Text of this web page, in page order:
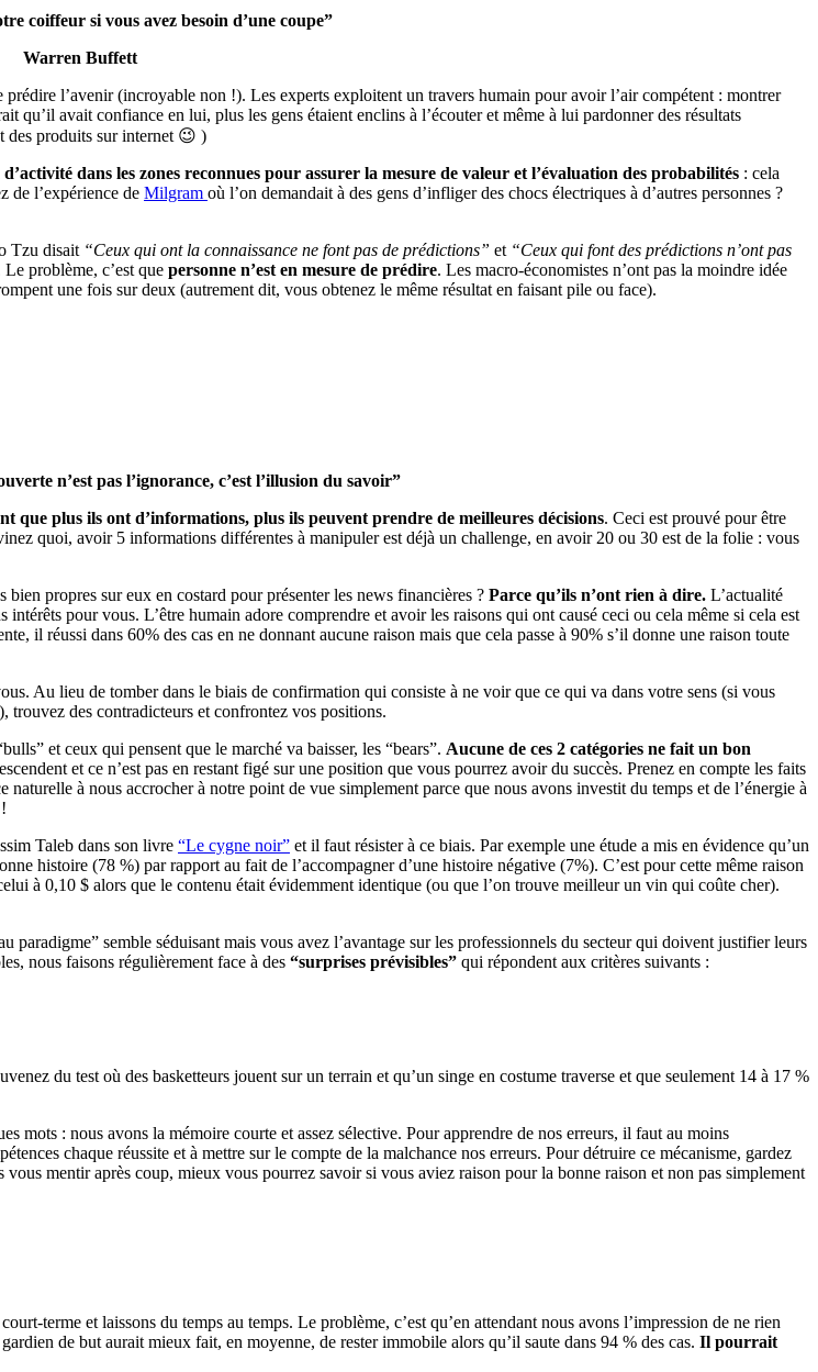
coiffeur si vous avez besoin d’une coupe”
Warren Buffett
prédire l’avenir (incroyable non !). Les experts exploitent un travers humain pour avoir l’air compétent : montrer
qu’il avait confiance en lui, plus les gens étaient enclins à l’écouter et même à lui pardonner des résultats
des produits sur internet 😉 )
dans les zones reconnues pour assurer la mesure de valeur et l’évaluation des probabilités : cela
de l’expérience de Milgram où l’on demandait à des gens d’infliger des chocs électriques à d’autres personnes ?
Tzu disait “Ceux qui ont la connaissance ne font pas de prédictions” et “Ceux qui font des prédictions n’ont pas
problème, c’est que personne n’est en mesure de prédire. Les macro-économistes n’ont pas la moindre idée
une fois sur deux (autrement dit, vous obtenez le même résultat en faisant pile ou face).
n’est pas l’ignorance, c’est l’illusion du savoir”
que plus ils ont d’informations, plus ils peuvent prendre de meilleures décisions. Ceci est prouvé pour être
quoi, avoir 5 informations différentes à manipuler est déjà un challenge, en avoir 20 ou 30 est de la folie : vous
propres sur eux en costard pour présenter les news financières ? Parce qu’ils n’ont rien à dire. L’actualité
pour vous. L’être humain adore comprendre et avoir les raisons qui ont causé ceci ou cela même si cela est
il réussi dans 60% des cas en ne donnant aucune raison mais que cela passe à 90% s’il donne une raison toute
Au lieu de tomber dans le biais de confirmation qui consiste à ne voir que ce qui va dans votre sens (si vous
trouvez des contradicteurs et confrontez vos positions.
et ceux qui pensent que le marché va baisser, les “bears”. Aucune de ces 2 catégories ne fait un bon
et ce n’est pas en restant figé sur une position que vous pourrez avoir du succès. Prenez en compte les faits
à nous accrocher à notre point de vue simplement parce que nous avons investit du temps et de l’énergie à
Taleb dans son livre “Le cygne noir” et il faut résister à ce biais. Par exemple une étude a mis en évidence qu’un
histoire (78 %) par rapport au fait de l’accompagner d’une histoire négative (7%). C’est pour cette même raison
à 0,10 $ alors que le contenu était évidemment identique (ou que l’on trouve meilleur un vin qui coûte cher).
paradigme” semble séduisant mais vous avez l’avantage sur les professionnels du secteur qui doivent justifier leurs
nous faisons régulièrement face à des “surprises prévisibles” qui répondent aux critères suivants :
du test où des basketteurs jouent sur un terrain et qu’un singe en costume traverse et que seulement 14 à 17 %
mots : nous avons la mémoire courte et assez sélective. Pour apprendre de nos erreurs, il faut au moins
chaque réussite et à mettre sur le compte de la malchance nos erreurs. Pour détruire ce mécanisme, gardez
mentir après coup, mieux vous pourrez savoir si vous aviez raison pour la bonne raison et non pas simplement
terme et laissons du temps au temps. Le problème, c’est qu’en attendant nous avons l’impression de ne rien
de but aurait mieux fait, en moyenne, de rester immobile alors qu’il saute dans 94 % des cas. Il pourrait